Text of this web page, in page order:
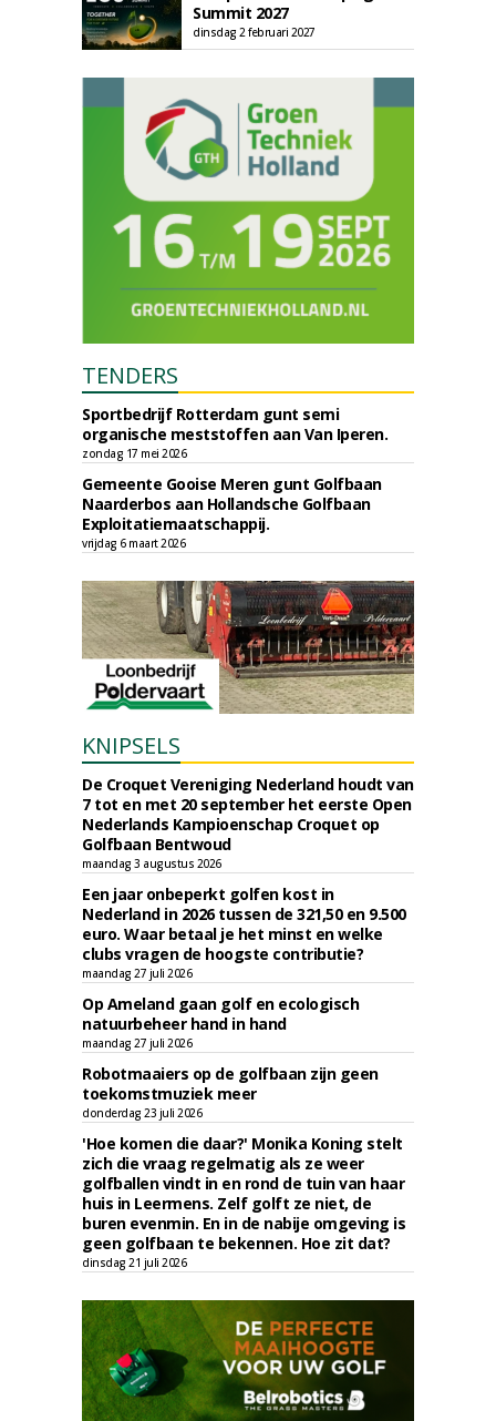
Summit 2027
dinsdag 2 februari 2027
TENDERS
Sportbedrijf Rotterdam gunt semi
organische meststoffen aan Van Iperen.
zondag 17 mei 2026
Gemeente Gooise Meren gunt Golfbaan
Naarderbos aan Hollandsche Golfbaan
Exploitatiemaatschappij.
vrijdag 6 maart 2026
KNIPSELS
De Croquet Vereniging Nederland houdt van
7 tot en met 20 september het eerste Open
Nederlands Kampioenschap Croquet op
Golfbaan Bentwoud
maandag 3 augustus 2026
Een jaar onbeperkt golfen kost in
Nederland in 2026 tussen de 321,50 en 9.500
euro. Waar betaal je het minst en welke
clubs vragen de hoogste contributie?
maandag 27 juli 2026
Op Ameland gaan golf en ecologisch
natuurbeheer hand in hand
maandag 27 juli 2026
Robotmaaiers op de golfbaan zijn geen
toekomstmuziek meer
donderdag 23 juli 2026
'Hoe komen die daar?' Monika Koning stelt
zich die vraag regelmatig als ze weer
golfballen vindt in en rond de tuin van haar
huis in Leermens. Zelf golft ze niet, de
buren evenmin. En in de nabije omgeving is
geen golfbaan te bekennen. Hoe zit dat?
dinsdag 21 juli 2026